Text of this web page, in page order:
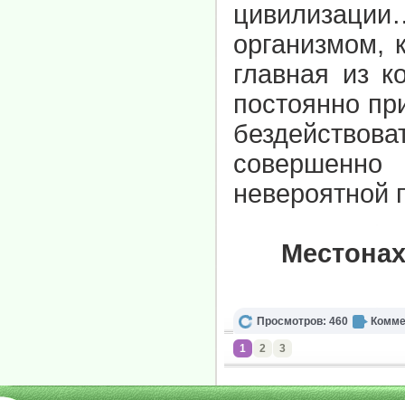
организмом,
главная из
постоянно
невероятной
Просмотров: 460
1 2 3